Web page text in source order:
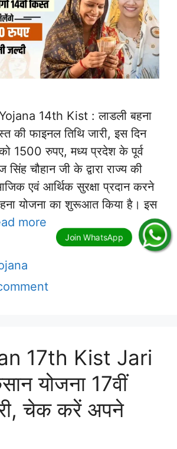
14th Kist : लाडली बहना
की फाइनल तिथि जारी, इस दिन
1500 रुपए, मध्य प्रदेश के पूर्व
सिंह चौहान जी के द्वारा राज्य की
एवं आर्थिक सुरक्षा प्रदान करने
योजना का शुरूआत किया है। इस
more
17th Kist Jari
योजना 17वीं
चेक करें अपने